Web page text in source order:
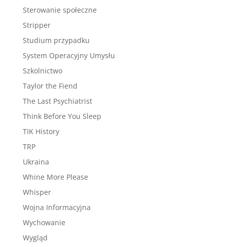
Sterowanie społeczne
Stripper
Studium przypadku
System Operacyjny Umysłu
Szkolnictwo
Taylor the Fiend
The Last Psychiatrist
Think Before You Sleep
TIK History
TRP
Ukraina
Whine More Please
Whisper
Wojna Informacyjna
Wychowanie
Wygląd